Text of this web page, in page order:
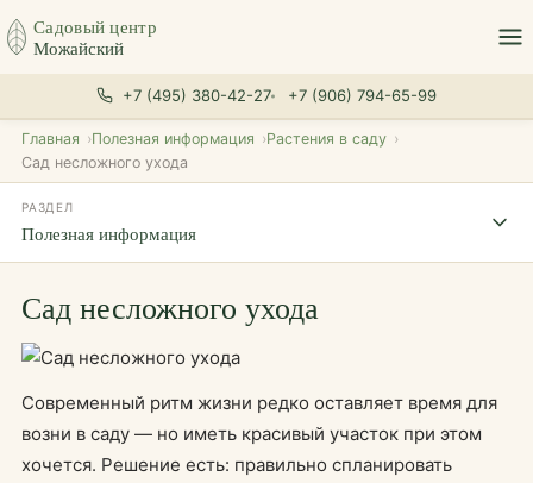
Садовый центр
Можайский
+7 (495) 380-42-27 +7 (906) 794-65-99
Главная Полезная информация
Растения в саду
Сад несложного ухода
РАЗДЕЛ
Полезная информация
Сад несложного ухода
Современный ритм жизни редко оставляет время для
возни в саду — но иметь красивый участок при этом
хочется. Решение есть: правильно спланировать